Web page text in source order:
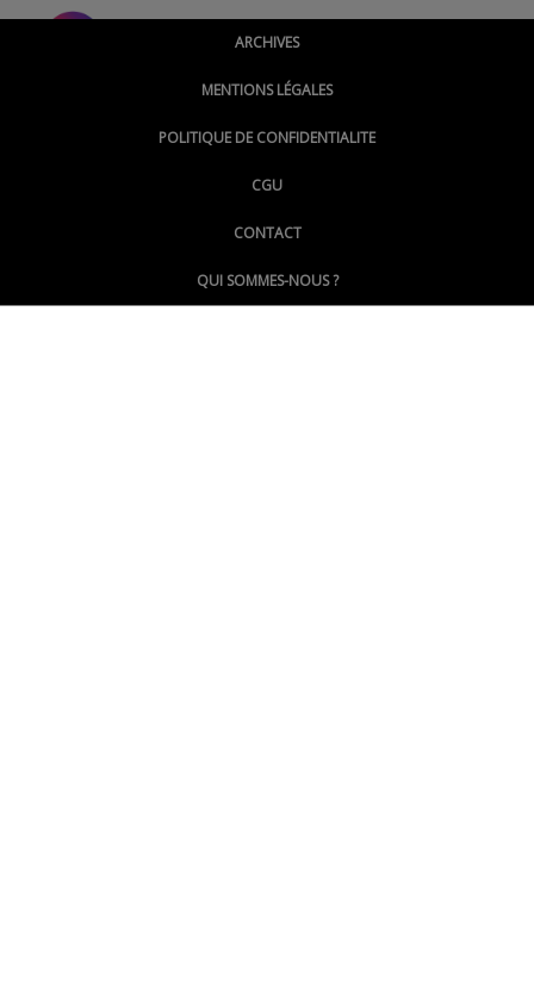
@montpellierpoinginfo
@LePoingMontpellier
ARCHIVES
MENTIONS LÉGALES
POLITIQUE DE CONFIDENTIALITE
CGU
CONTACT
QUI SOMMES-NOUS ?